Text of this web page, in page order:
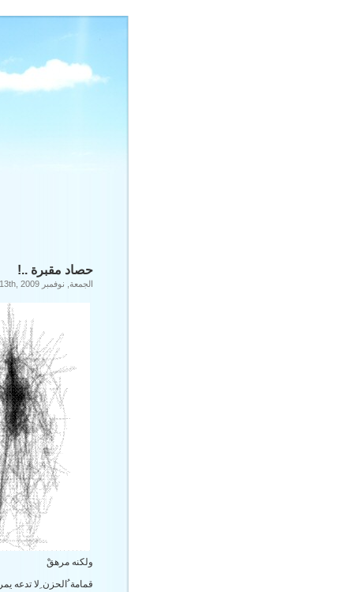
حصاد مقبرة ..!
الجمعة, نوفمبر 13th, 2009
ولكنه مرهقْ
قمامة ُالحزن ِلا تدعه يمر